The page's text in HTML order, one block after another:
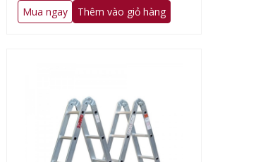
Mua ngay Thêm vào giỏ hàng